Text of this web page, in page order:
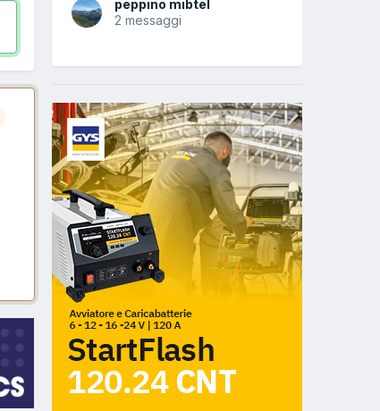
peppino mibtel
2 messaggi